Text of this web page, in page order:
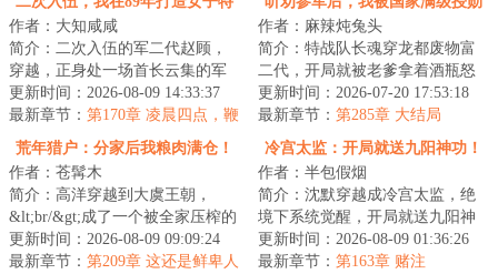
种部队
作者：大知咸咸
简介：二次入伍的军二代赵顾，
穿越，正身处一场首长云集的军
事会议上。&lt;br/&gt;“即日全国
全军大筛选...
更新时间：2026-08-09 14:33:37
最新章节： 第170章 凌晨四点，鞭
炮声未眠
作者：麻辣炖兔头
简介：特战队长魂穿龙都废物富
二代，开局就被老爹拿着酒瓶怒
砸 “去大西北，赎你爷爷的军
功！”绑定军人...
更新时间：2026-07-20 17:53:18
最新章节： 第285章 大结局
荒年猎户：分家后我粮肉满仓！
作者：苍髯木
简介：高洋穿越到大虞王朝，
&lt;br/&gt;成了一个被全家压榨的
窝囊猎户。&lt;br/&gt;当牛做马那
么多年，他...
更新时间：2026-08-09 09:09:24
最新章节： 第209章 这还是鲜卑人
冷宫太监：开局就送九阳神功！
作者：半包假烟
简介：沈默穿越成冷宫太监，绝
境下系统觉醒，开局就送九阳神
功！&lt;br/&gt;香妃：“小默子，
本宫体内寒...
更新时间：2026-08-09 01:36:26
最新章节： 第163章 赌注